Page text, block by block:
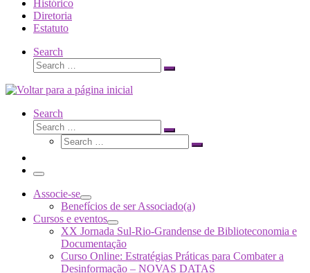
Histórico
Diretoria
Estatuto
Search
Search
Search
Search
Search
Search
Search
Search
Menu
Associe-se
Benefícios de ser Associado(a)
Cursos e eventos
XX Jornada Sul-Rio-Grandense de Biblioteconomia e
Documentação
Curso Online: Estratégias Práticas para Combater a
Desinformação – NOVAS DATAS